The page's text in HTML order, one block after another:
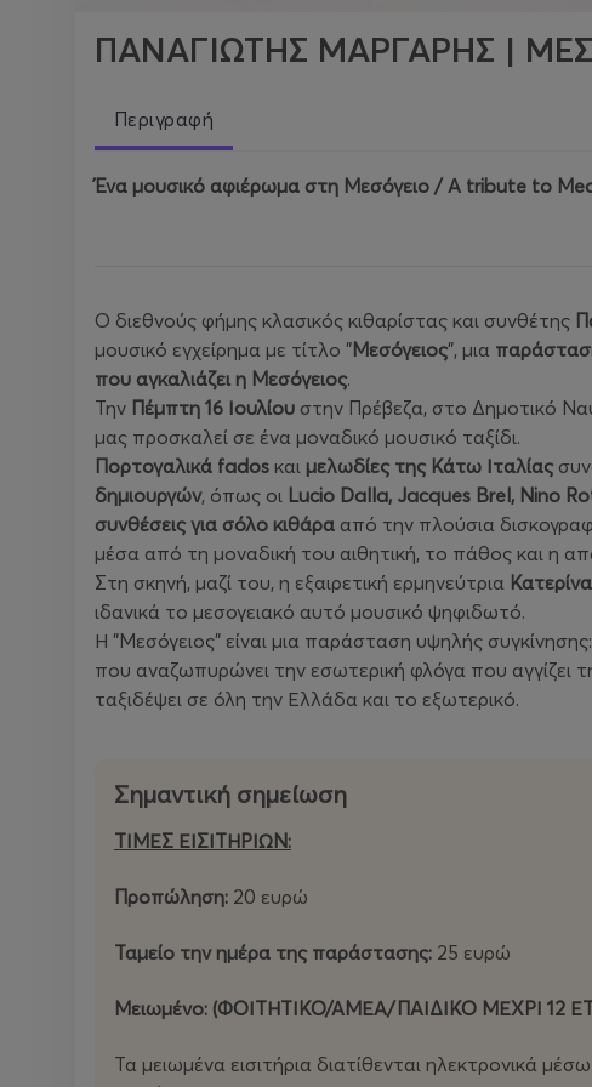
ΠΑΝΑΓΙΩΤΗΣ ΜΑΡΓΑΡΗΣ |
Περιγραφή
Ένα μουσικό αφιέρωμα στη Μεσόγειο / Α tribute to
Ο διεθνούς φήμης κλασικός κιθαρίστας και συνθέτης
μουσικό εγχείρημα με τίτλο "Μεσόγειος", μια
που αγκαλιάζει η Μεσόγειος.
Την Πέμπτη 16 Ιουλίου στην Πρέβεζα, στο Δημοτικό
μας προσκαλεί σε ένα μοναδικό μουσικό ταξίδι.
Πορτογαλικά fados και μελωδίες της Κάτω Ιταλίας
δημιουργών, όπως οι Lucio Dalla, Jacques Brel, Nino
συνθέσεις για σόλο κιθάρα από την πλούσια
μέσα από τη μοναδική του αιθητική, το πάθος και η
Στη σκηνή, μαζί του, η εξαιρετική ερμηνεύτρια
ιδανικά το μεσογειακό αυτό μουσικό ψηφιδωτό.
Η "Μεσόγειος" είναι μια παράσταση υψηλής
που αναζωπυρώνει την εσωτερική φλόγα που αγγίζει
ταξιδέψει σε όλη την Ελλάδα και το εξωτερικό.
Σημαντική σημείωση
ΤΙΜΕΣ ΕΙΣΙΤΗΡΙΩΝ:
Προπώληση: 20 ευρώ
Ταμείο την ημέρα της παράστασης: 25 ευρώ
Μειωμένο: (ΦΟΙΤΗΤΙΚΟ/ΑΜΕΑ/ΠΑΙΔΙΚΟ ΜΕΧΡΙ 12
Τα μειωμένα εισιτήρια διατίθενται ηλεκτρονικά